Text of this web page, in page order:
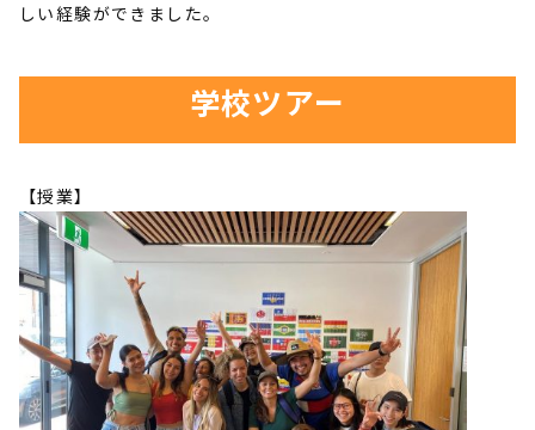
しい経験ができました。
学校ツアー
【授業】